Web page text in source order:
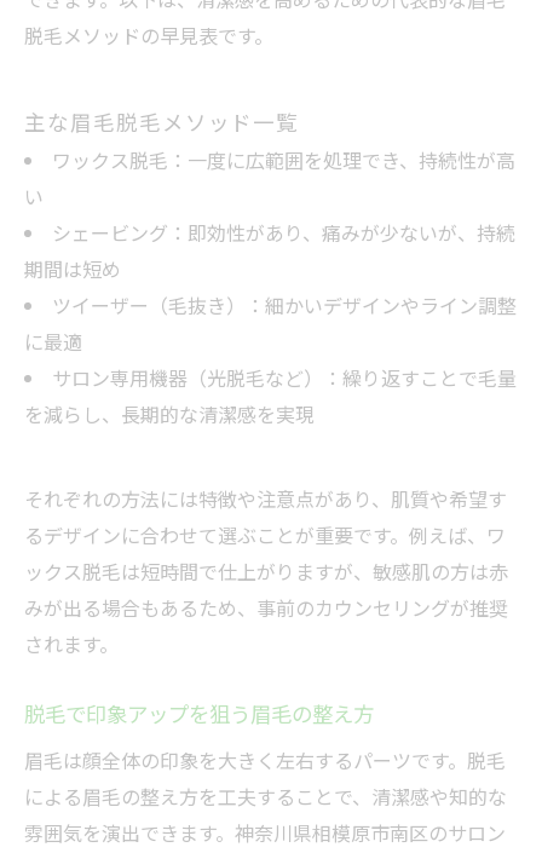
脱毛メソッドの早見表です。
主な眉毛脱毛メソッド一覧
ワックス脱毛：一度に広範囲を処理でき、持続性が高
い
シェービング：即効性があり、痛みが少ないが、持続
期間は短め
ツイーザー（毛抜き）：細かいデザインやライン調整
に最適
サロン専用機器（光脱毛など）：繰り返すことで毛量
を減らし、長期的な清潔感を実現
それぞれの方法には特徴や注意点があり、肌質や希望す
るデザインに合わせて選ぶことが重要です。例えば、ワ
ックス脱毛は短時間で仕上がりますが、敏感肌の方は赤
みが出る場合もあるため、事前のカウンセリングが推奨
されます。
脱毛で印象アップを狙う眉毛の整え方
眉毛は顔全体の印象を大きく左右するパーツです。脱毛
による眉毛の整え方を工夫することで、清潔感や知的な
雰囲気を演出できます。神奈川県相模原市南区のサロン